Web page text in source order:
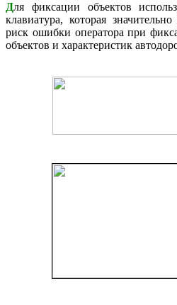
Для фиксации объектов
клавиатура, которая
риск ошибки оператора при
объектов и характеристик